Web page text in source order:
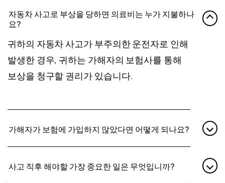
자동차 사고로 부상을 당하면 의료비는 누가 지불하나
요?
귀하의 자동차 사고가 부주의한 운전자로 인해
발생한 경우, 귀하는 가해자의 보험사를 통해
보상을 청구할 권리가 있습니다.
가해자가 보험에 가입하지 않았다면 어떻게 되나요?
않거나, 위치를 찾을 수 없는 경우, 본인의 보험
사고 직후 해야할 가장 중요한 일은 무엇입니까?